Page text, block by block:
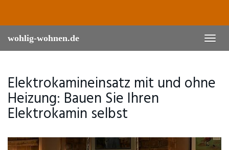
main
content
Toggle
wohlig-wohnen.de
Elektrokamineinsatz mit und ohne
Heizung: Bauen Sie Ihren
Elektrokamin selbst